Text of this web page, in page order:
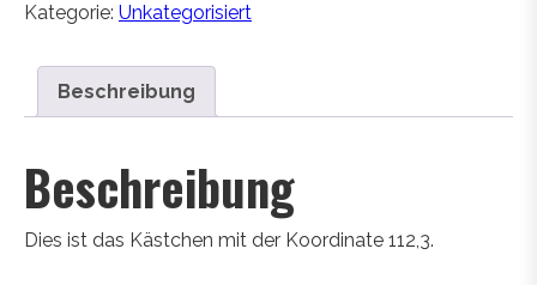
Kategorie: Unkategorisiert
Beschreibung
Beschreibung
Dies ist das Kästchen mit der Koordinate 112,3.